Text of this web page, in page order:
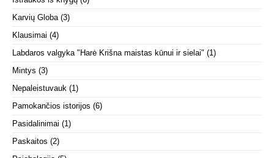
Karvių Globa (3)
Klausimai (4)
Labdaros valgyka "Harė Krišna maistas kūnui ir sielai" (1)
Mintys (3)
Nepaleistuvauk (1)
Pamokančios istorijos (6)
Pasidalinimai (1)
Paskaitos (2)